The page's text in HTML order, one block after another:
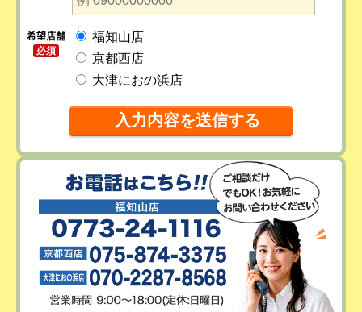
希望店舗
必須
福知山店
京都西店
大津におの浜店